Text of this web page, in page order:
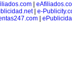
|
| e-